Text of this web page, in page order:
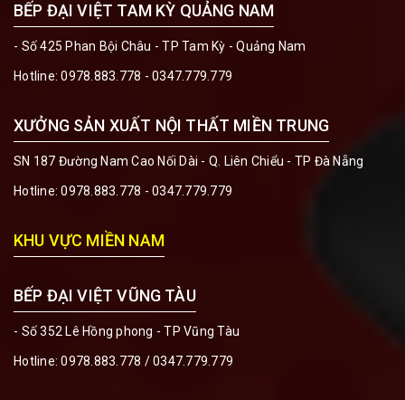
BẾP ĐẠI VIỆT TAM KỲ QUẢNG NAM
- Số 425 Phan Bội Châu - TP Tam Kỳ - Quảng Nam
Hotline:0978.883.778 - 0347.779.779
XƯỞNG SẢN XUẤT NỘI THẤT MIỀN TRUNG
SN 187 Đường Nam Cao Nối Dài - Q. Liên Chiểu - TP Đà Nẵng
Hotline:0978.883.778 - 0347.779.779
KHU VỰC MIỀN NAM
BẾP ĐẠI VIỆT VŨNG TÀU
- Số 352 Lê Hồng phong - TP Vũng Tàu
Hotline:0978.883.778 / 0347.779.779